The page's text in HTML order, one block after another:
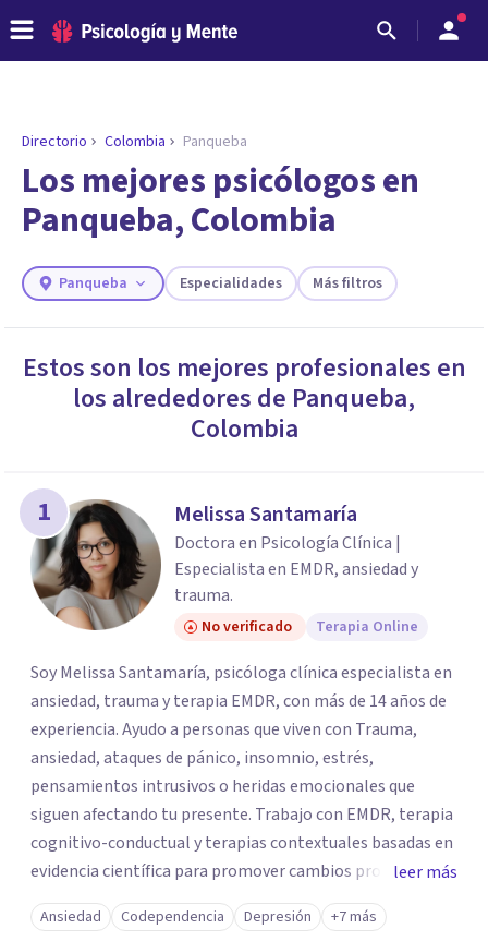
ENCONTRAR MI TERAPEUTA
¿Necesitas ayuda para encontrar el
psicólogo adecuado?
Responde a unas breves preguntas y te ofreceremos
necesidades.
Directorio Colombia Panqueba
Los mejores psicólogos en
Panqueba, Colombia
Panqueba Especialidades Más filtros
Estos son los mejores profesionales en
los alrededores de Panqueba,
Colombia
1 Melissa Santamaría
Doctora en Psicología Clínica |
Especialista en EMDR, ansiedad y
trauma.
No verificado Terapia Online
Soy Melissa Santamaría, psicóloga clínica especialista en
ansiedad, trauma y terapia EMDR, con más de 14 años de
experiencia. Ayudo a personas que viven con Trauma,
ansiedad, ataques de pánico, insomnio, estrés,
pensamientos intrusivos o heridas emocionales que
siguen afectando tu presente. Trabajo con EMDR, terapia
cognitivo-conductual y terapias contextuales basadas en
evidencia científica para promover cambios profundos y
duraderos. Atiendo adultos, adolescentes, parejas y
familias de forma presencial en Medellín y online, en un
leer más
Ansiedad Codependencia Depresión +7 más